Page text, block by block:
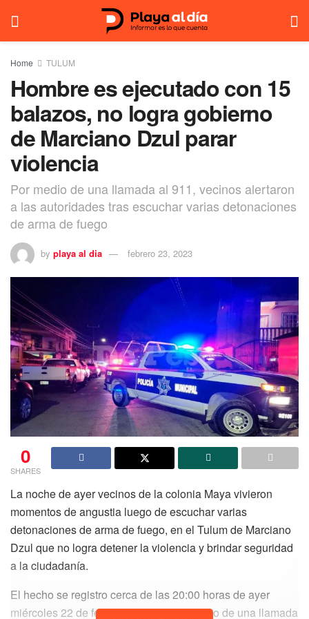
Home TULUM
Hombre es ejecutado con 15
balazos, no logra gobierno
de Marciano Dzul parar
violencia
Por medio de una llamada al 911, vecinos alertaron
a las autoridades tras escuchar varias detonaciones
de arma de fuego
by playa al dia febrero 23, 2023
0
SHARES
La noche de ayer vecinos de la colonia Maya vivieron
momentos de angustia luego de escuchar varias
detonaciones de arma de fuego, en el Tulum de Marciano
Dzul que no logra detener la violencia y brindar seguridad
a la ciudadanía.
El hecho se registro cerca de las 20:00 horas de ayer
miércoles 22 de febrero, cuando por medio de una llamada